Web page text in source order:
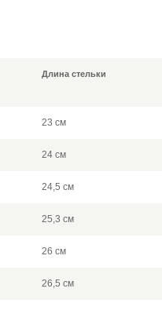
Длина стельки
23 см
24 см
24,5 см
25,3 см
26 см
26,5 см